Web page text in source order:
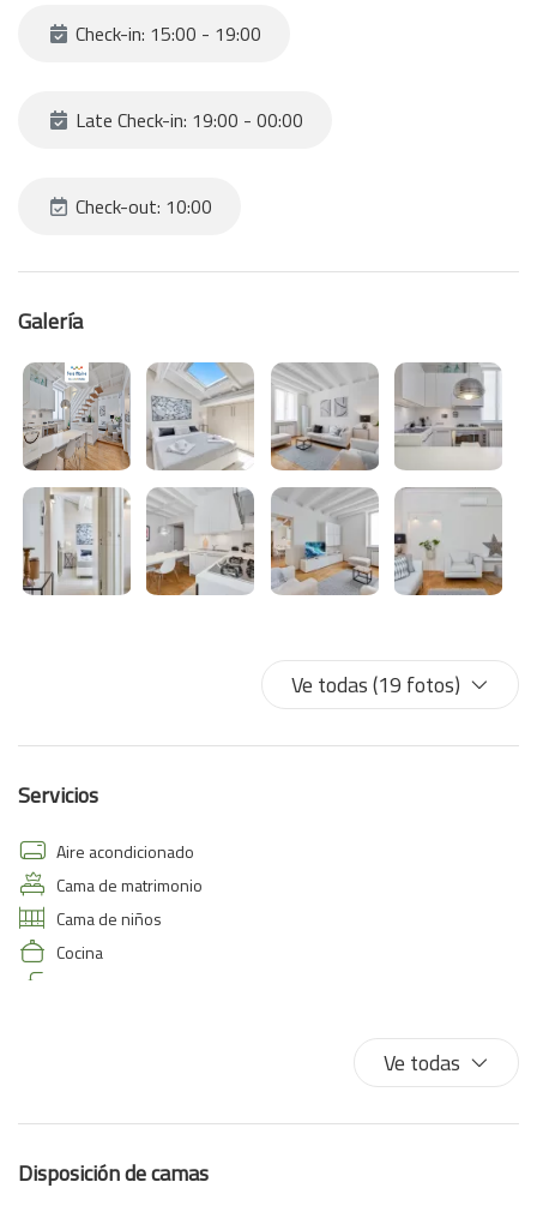
Check-in: 15:00 - 19:00
Late Check-in: 19:00 - 00:00
Check-out: 10:00
Galería
Ve todas (19 fotos)
Servicios
Aire acondicionado
Cama de matrimonio
Cama de niños
Cocina
Lavavajillas
Nevera
Ve todas
Disposición de camas